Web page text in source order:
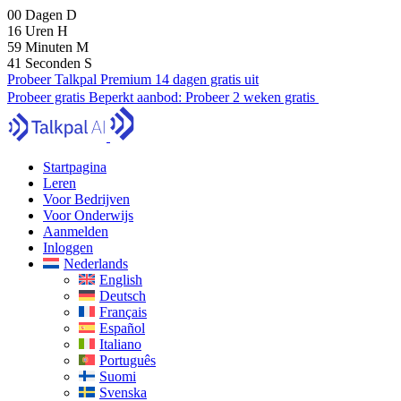
00 Dagen D
16 Uren H
59 Minuten M
40 Seconden S
Probeer Talkpal Premium 14 dagen gratis uit
Probeer gratis Beperkt aanbod: Probeer 2 weken gratis
Startpagina
Leren
Voor Bedrijven
Voor Onderwijs
Aanmelden
Inloggen
Nederlands
English
Deutsch
Français
Español
Italiano
Português
Suomi
Svenska